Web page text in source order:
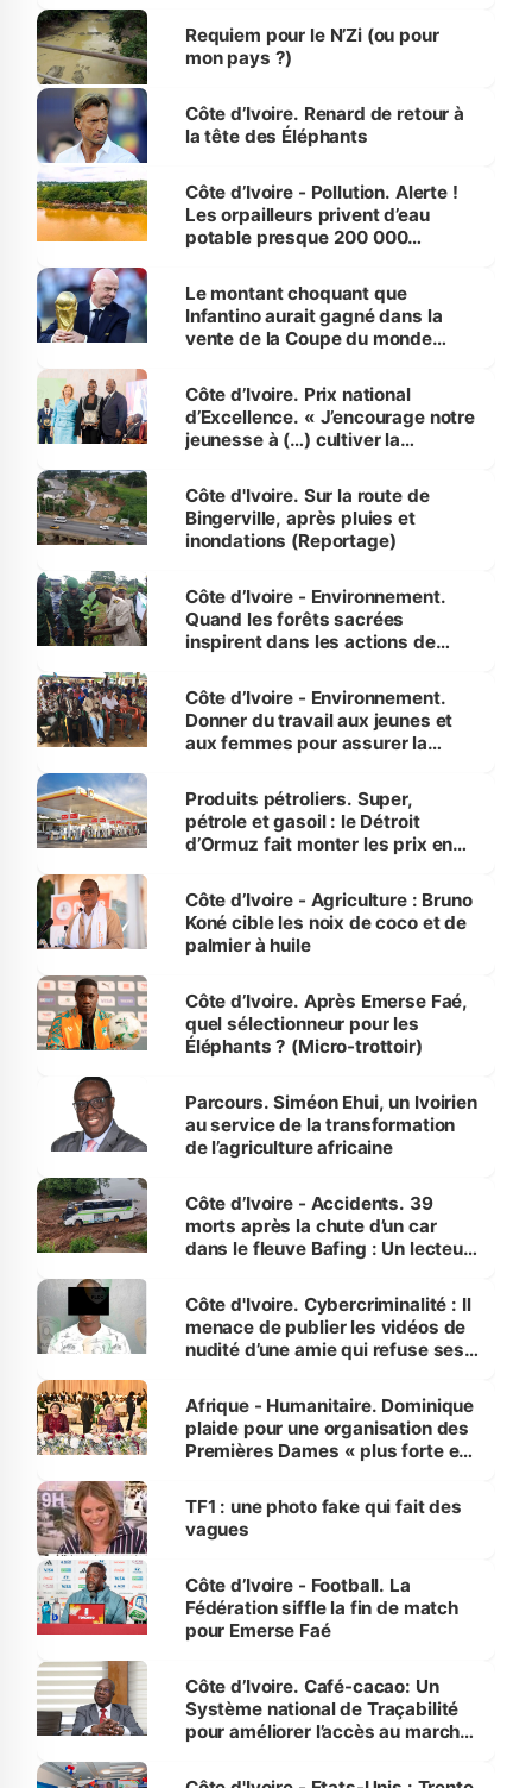
Requiem pour le N’Zi (ou pour
mon pays ?)
Côte d’Ivoire. Renard de retour à
la tête des Éléphants
Côte d’Ivoire - Pollution. Alerte !
Les orpailleurs privent d’eau
potable presque 200 000
Le montant choquant que
Infantino aurait gagné dans la
vente de la Coupe du monde
Côte d’Ivoire. Prix national
d’Excellence. « J’encourage notre
jeunesse à (…) cultiver la
(Alassane Ouattara
Côte d'Ivoire. Sur la route de
Bingerville, après pluies et
inondations (Reportage)
Côte d’Ivoire - Environnement.
Quand les forêts sacrées
inspirent dans les actions de
Côte d’Ivoire - Environnement.
Donner du travail aux jeunes et
aux femmes pour assurer la
menacées
Produits pétroliers. Super,
pétrole et gasoil : le Détroit
d’Ormuz fait monter les prix en
Côte d’Ivoire - Agriculture : Bruno
Koné cible les noix de coco et de
palmier à huile
Côte d’Ivoire. Après Emerse Faé,
quel sélectionneur pour les
Éléphants ? (Micro-trottoir)
Parcours. Siméon Ehui, un Ivoirien
au service de la transformation
de l’agriculture africaine
Côte d’Ivoire - Accidents. 39
morts après la chute d’un car
dans le fleuve Bafing : Un lecteur
des Transports
Côte d'Ivoire. Cybercriminalité : Il
menace de publier les vidéos de
nudité d’une amie qui refuse ses
Afrique - Humanitaire. Dominique
plaide pour une organisation des
Premières Dames « plus forte et
sur la scène internationale »
TF1 : une photo fake qui fait des
vagues
Côte d’Ivoire - Football. La
Fédération siffle la fin de match
pour Emerse Faé
Côte d’Ivoire. Café-cacao: Un
Système national de Traçabilité
pour améliorer l’accès au marché